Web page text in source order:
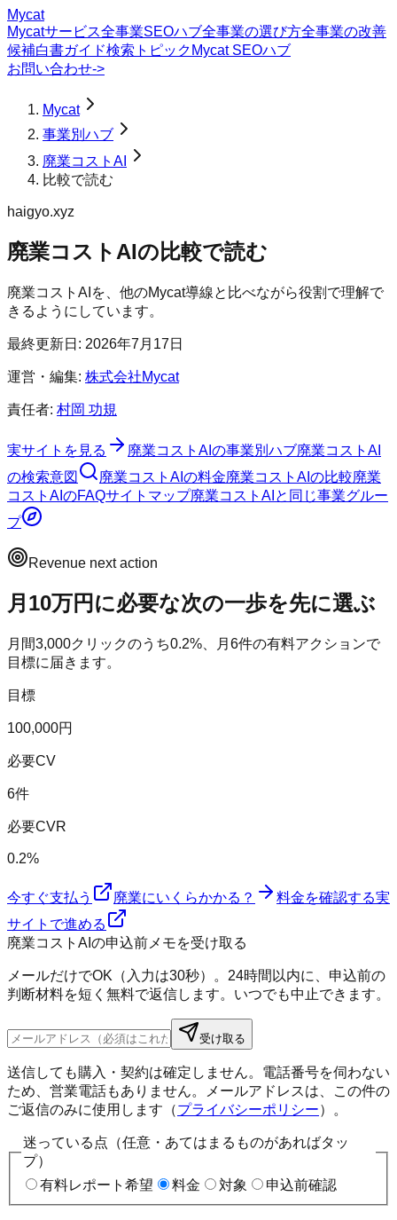
Mycat
Mycatサービス全事業SEOハブ全事業の選び方全事業の改善
候補白書ガイド検索トピック Mycat SEOハブ
お問い合わせ->
Mycat
事業別ハブ
廃業コストAI
比較で読む
haigyo.xyz
廃業コストAIの 比較で読む
廃業コストAIを、他のMycat導線と比べながら役割で理解で
きるようにしています。
最終更新日: 2026年7月17日
運営・編集: 株式会社Mycat
責任者: 村岡 功規
実サイトを見る 廃業コストAI の事業別ハブ廃業コストAI
の検索意図
廃業コストAI の料金廃業コストAI の比較廃業
コストAI のFAQサイトマップ廃業コストAI と同じ事業グルー
プ
Revenue next action
月10万円に必要な次の一歩を先に選ぶ
月間3,000クリックのうち0.2%、月 6件の有料アクションで
目標に届きます。
目標
100,000円
必要CV
6件
必要CVR
0.2%
今すぐ支払う 廃業にいくらかかる？ 料金を確認する実
サイトで進める
廃業コストAIの申込前メモを受け取る
メールだけでOK（入力は30秒）。24時間以内に、申込前の
判断材料を短く無料で返信します。いつでも中止できます。
受け取る
送信しても購入・契約は確定しません。電話番号を伺わない
ため、営業電話もありません。メールアドレスは、この件の
ご返信のみに使用します（プライバシーポリシー）。
迷っている点（任意・あてはまるものがあればタッ
プ）
有料レポート希望
料金 対象 申込前確認